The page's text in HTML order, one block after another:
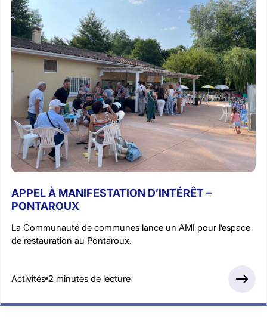
APPEL À MANIFESTATION D’INTÉRÊT –
PONTAROUX
La Communauté de communes lance un AMI pour l’espace
de restauration au Pontaroux.
Activités 2 minutes de lecture